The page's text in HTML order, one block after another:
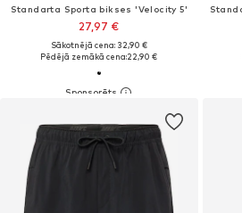
Standarta Sporta bikses 'Velocity 5'
27,97 €
Sākotnējā cena: 32,90 €
Pēdējā zemākā cena:22,90 €